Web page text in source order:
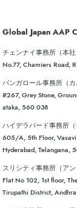
Global Japan AAP
チェンナイ事務所（本社
No.77, Chamiers Road,
バンガロール事務所（カ
#267, Grey Stone,
ataka, 560 038
ハイデラバード事務所（
605/A, 5th Floor, Vasavi
Hyderabad, Telangana,
スリシティ事務所（アン
Flat No 102, 1st floor,
Tirupathi District,